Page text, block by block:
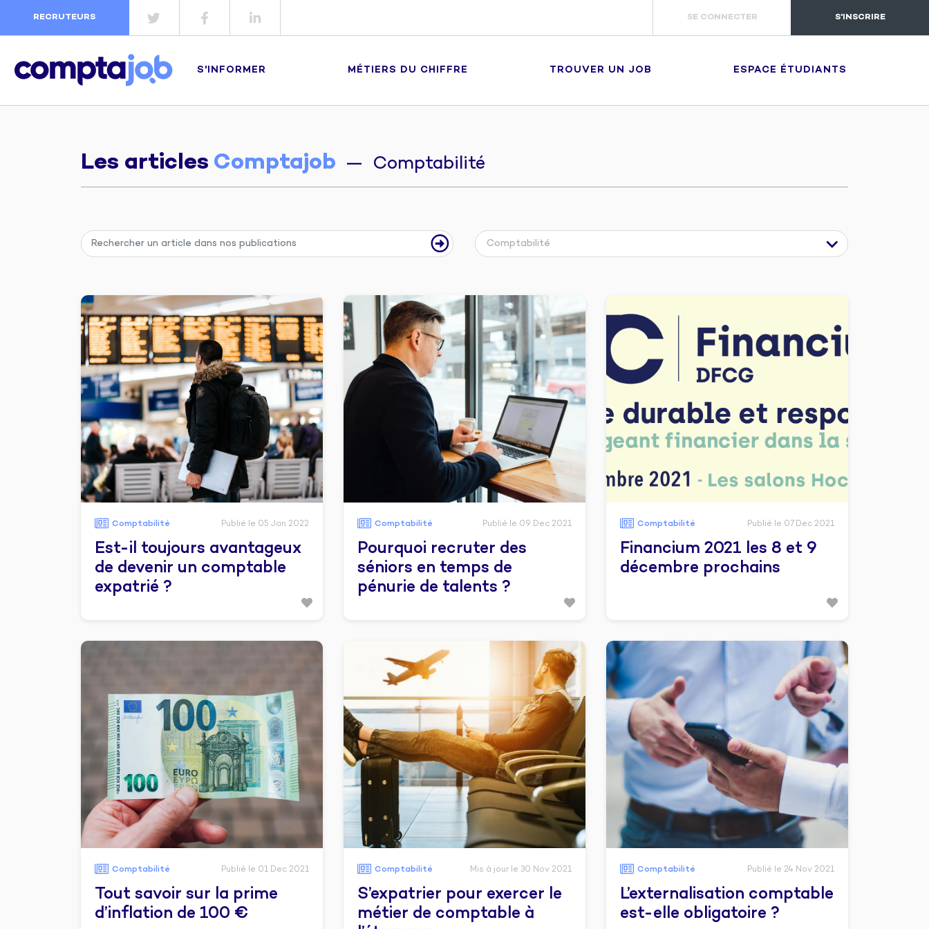
RECRUTEURS SE CONNECTER S'INSCRIRE
S'INFORMER MÉTIERS DU CHIFFRE TROUVER UN JOB ESPACE ÉTUDIANTS
Les articles Comptajob — Comptabilité
Comptabilité
Comptabilité Publié le 05 Jan 2022
Est-il toujours avantageux
de devenir un comptable
expatrié ?
Comptabilité Publié le 09 Dec 2021
Pourquoi recruter des
séniors en temps de
pénurie de talents ?
Comptabilité Publié le 07 Dec 2021
Financium 2021 les 8 et 9
décembre prochains
Comptabilité Publié le 01 Dec 2021
Tout savoir sur la prime
d’inflation de 100 €
Comptabilité Mis à jour le 30 Nov 2021
S’expatrier pour exercer le
métier de comptable à
Comptabilité Publié le 24 Nov 2021
L’externalisation comptable
est-elle obligatoire ?